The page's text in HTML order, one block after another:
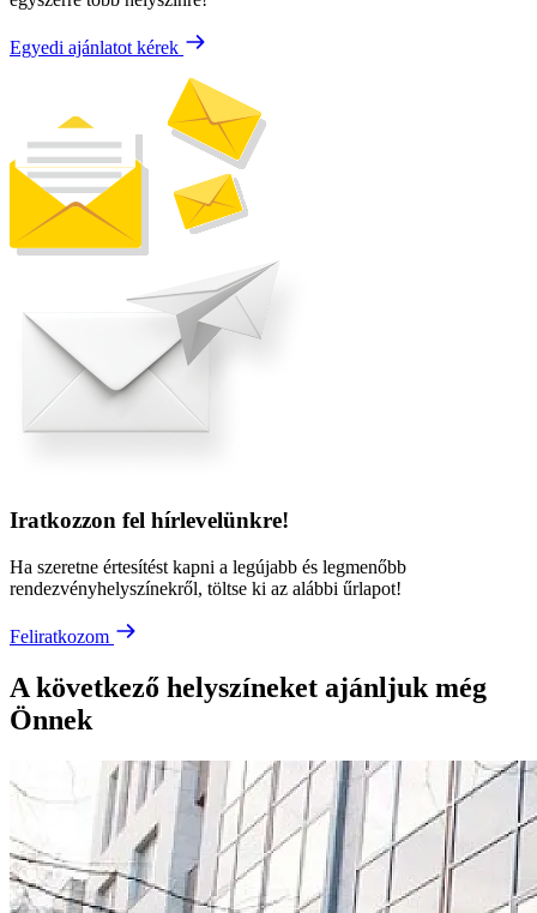
Egyedi ajánlatot kérek
Iratkozzon fel hírlevelünkre!
Ha szeretne értesítést kapni a legújabb és legmenőbb
rendezvényhelyszínekről, töltse ki az alábbi űrlapot!
Feliratkozom
A következő helyszíneket ajánljuk még
Önnek